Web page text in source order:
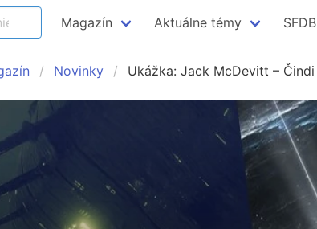
Magazín Aktuálne témy SFDB
Novinky Ukážka: Jack McDevitt – Čindi